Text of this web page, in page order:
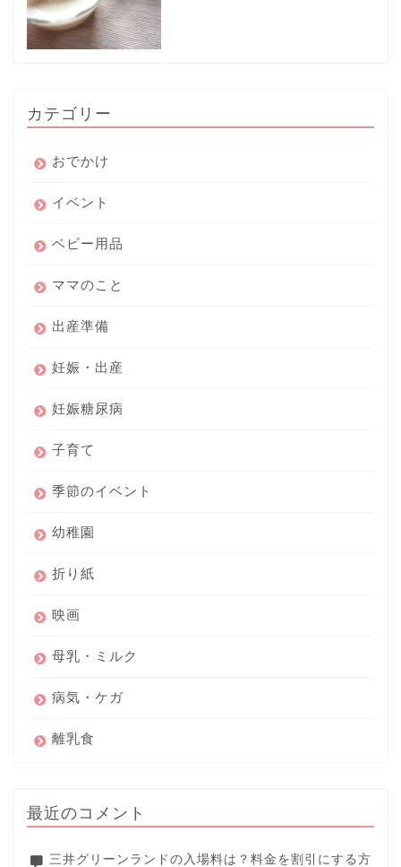
カテゴリー
おでかけ
イベント
ベビー用品
ママのこと
出産準備
妊娠・出産
妊娠糖尿病
子育て
季節のイベント
幼稚園
折り紙
映画
母乳・ミルク
病気・ケガ
離乳食
最近のコメント
三井グリーンランドの入場料は？料金を割引にする方